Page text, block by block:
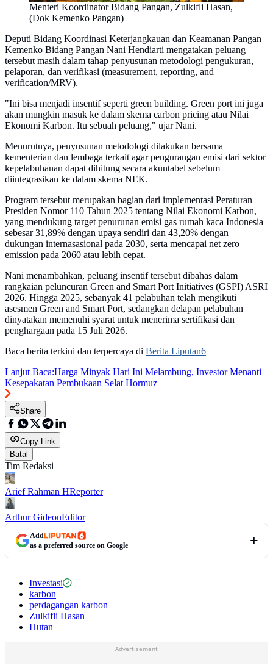
Menteri Koordinator Bidang Pangan, Zulkifli Hasan,
(Dok Kemenko Pangan)
Deputi Bidang Koordinasi Keterjangkauan dan Keamanan Pangan
Kemenko Bidang Pangan Nani Hendiarti mengatakan peluang
tersebut masih dalam tahap penyusunan metodologi pengukuran,
pelaporan, dan verifikasi (measurement, reporting, and
verification/MRV).
"Ini bisa menjadi insentif seperti green building. Green port ini juga
akan mungkin masuk ke dalam skema carbon pricing atau Nilai
Ekonomi Karbon. Itu sebuah peluang," ujar Nani.
Menurutnya, penyusunan metodologi dilakukan bersama
kementerian dan lembaga terkait agar pengurangan emisi dari sektor
kepelabuhanan dapat dihitung secara akuntabel sebelum
diintegrasikan ke dalam skema NEK.
Program tersebut merupakan bagian dari implementasi Peraturan
Presiden Nomor 110 Tahun 2025 tentang Nilai Ekonomi Karbon,
yang mendukung target penurunan emisi gas rumah kaca Indonesia
sebesar 31,89% dengan upaya sendiri dan 43,20% dengan
dukungan internasasional pada 2030, serta mencapai net zero
emission pada 2060 atau lebih cepat.
Nani menambahkan, peluang insentif tersebut dibahas dalam
rangkaian peluncuran Green and Smart Port Initiatives (GSPI) ASRI
2026. Hingga 2025, sebanyak 41 pelabuhan telah mengikuti
asesmen Green and Smart Port, sedangkan delapan pelabuhan
dinyatakan memenuhi syarat untuk menerima sertifikasi dan
penghargaan pada 15 Juli 2026.
Baca berita terkini dan terpercaya di Berita Liputan6
Lanjut Baca:Harga Minyak Hari Ini Melambung, Investor Menanti
Kesepakatan Pembukaan Selat Hormuz
Share
Copy Link
Batal
Tim Redaksi
Arief Rahman HReporter
Arthur GideonEditor
Add
as a preferred source on Google
Investasi
karbon
perdagangan karbon
Zulkifli Hasan
Hutan
Advertisement